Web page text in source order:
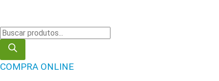
COMPRA ONLINE